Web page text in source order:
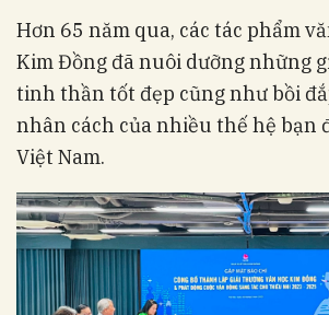
Hơn 65 năm qua, các tác phẩm
Kim Đồng đã nuôi dưỡng những
tinh thần tốt đẹp cũng như bồi
nhân cách của nhiều thế hệ bạn
Việt Nam.